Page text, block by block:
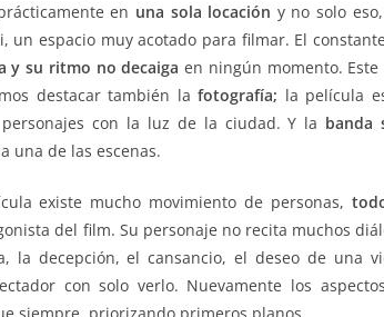
en una sola locación y no solo
un espacio muy acotado para filmar. El
y su ritmo no decaiga en ningún momento.
destacar también lafotografía; la película
con la luz de la ciudad. Y la banda
una de las escenas.
existe mucho movimiento de personas,
del film. Su personaje no recita muchos
la decepción, el cansancio, el deseo de una
con solo verlo. Nuevamente los